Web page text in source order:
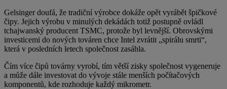
Gelsinger doufá, že tradiční výrobce dokáže opět vyrábět špičkové
čipy. Jejich výrobu v minulých dekádách totiž postupně ovládl
tchajwanský producent TSMC, protože byl levnější. Obrovskými
investicemi do nových továren chce Intel zvrátit „spirálu smrti“,
která v posledních letech společnost zasáhla.
Čím více čipů továrny vyrobí, tím větší zisky společnost vygeneruje
a může dále investovat do vývoje stále menších počítačových
komponentů, kde rozhoduje každý mikrometr.